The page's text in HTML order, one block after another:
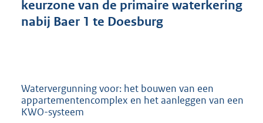
:
2
keurzone van de primaire waterkering
nabij Baer 1 te Doesburg
Watervergunning voor: het bouwen van een
appartementencomplex en het aanleggen van een
KWO-systeem